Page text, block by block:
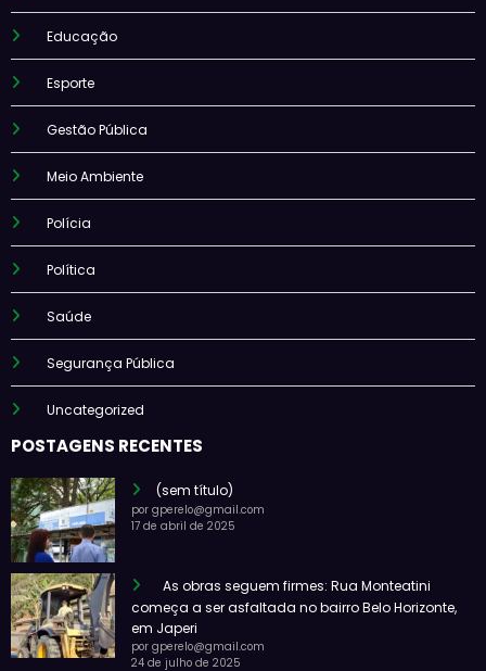
Educação
Esporte
Gestão Pública
Meio Ambiente
Polícia
Política
Saúde
Segurança Pública
Uncategorized
POSTAGENS RECENTES
(sem título)
por gperelo@gmail.com
17 de abril de 2025
As obras seguem firmes: Rua Monteatini
começa a ser asfaltada no bairro Belo Horizonte,
em Japeri
por gperelo@gmail.com
24 de julho de 2025